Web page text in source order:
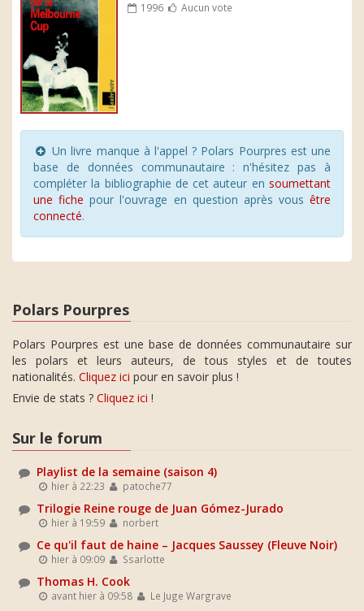
1996 Aucun vote
Un livre manque à l'appel ? Polars Pourpres est une
base de données communautaire : n'hésitez pas à
compléter la bibliographie de cet auteur en soumettant
une fiche pour l'ouvrage en question après vous être
connecté.
Polars Pourpres
Polars Pourpres est une base de données communautaire sur
les polars et leurs auteurs, de tous styles et de toutes
nationalités. Cliquez ici pour en savoir plus !
Envie de stats ? Cliquez ici !
Sur le forum
Playlist de la semaine (saison 4)
hier à 22:23 patoche77
Trilogie Reine rouge de Juan Gómez-Jurado
hier à 19:59 norbert
Ce qu'il faut de haine – Jacques Saussey (Fleuve Noir)
hier à 09:09 Ssarlotte
Thomas H. Cook
avant hier à 09:58 Le Juge Wargrave